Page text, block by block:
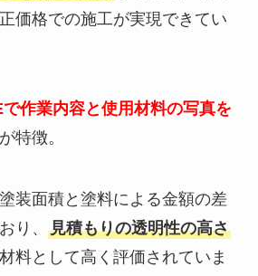
価格での施工が実現できてい
作業内容と使用材料の写真を
が特徴。
装面積と塗料による金額の差
り、 見積もりの透明性の高さ
料として高く評価されていま